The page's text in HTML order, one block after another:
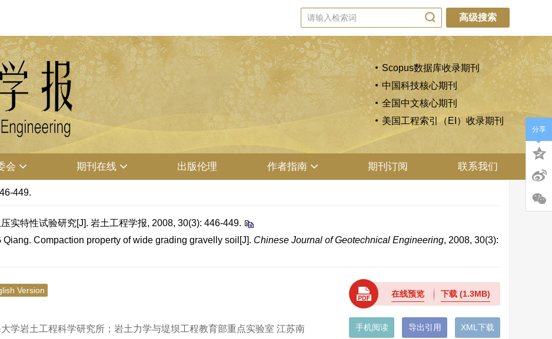
高级搜索
Scopus数据库收录期刊
中国科技核心期刊
全国中文核心期刊
美国工程索引（EI）收录期刊
会 期刊在线 出版伦理 作者指南 期刊订阅 联系我们
449.
实特性试验研究[J]. 岩土工程学报, 2008, 30(3): 446-449.
Compaction property of wide grading gravelly soil[J]. Chinese Journal of Geotechnical Engineering, 2008, 30(3):
Version
学岩土工程科学研究所；岩土力学与堤坝工程教育部重点实验室 江苏南
在线预览 下载(1.3MB)
手机阅读 导出引用 XML下载
分享